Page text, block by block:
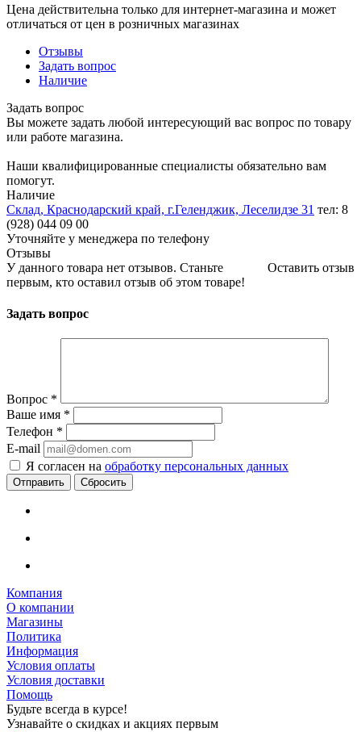
Цена действительна только для интернет-магазина и может
отличаться от цен в розничных магазинах
Отзывы
Задать вопрос
Наличие
Задать вопрос
Вы можете задать любой интересующий вас вопрос по товару
или работе магазина.
Наши квалифицированные специалисты обязательно вам
помогут.
Наличие
Склад, Краснодарский край, г.Геленджик, Леселидзе 31 тел: 8
(928) 044 09 00
Уточняйте у менеджера по телефону
Отзывы
Оставить отзыв
У данного товара нет отзывов. Станьте
первым, кто оставил отзыв об этом товаре!
Задать вопрос
Вопрос *
Ваше имя *
Телефон *
E-mail
Я согласен на обработку персональных данных
Сбросить
Компания
О компании
Магазины
Политика
Информация
Условия оплаты
Условия доставки
Помощь
Будьте всегда в курсе!
Узнавайте о скидках и акциях первым